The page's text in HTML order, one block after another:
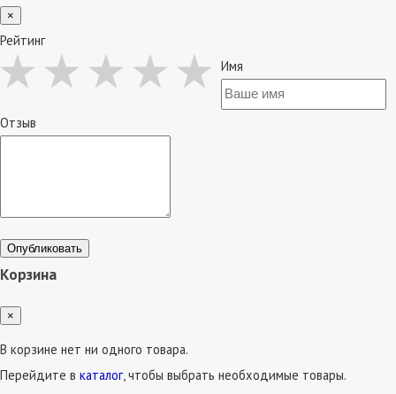
×
Рейтинг
Имя
Отзыв
Опубликовать
Корзина
×
В корзине нет ни одного товара.
Перейдите в каталог, чтобы выбрать необходимые товары.